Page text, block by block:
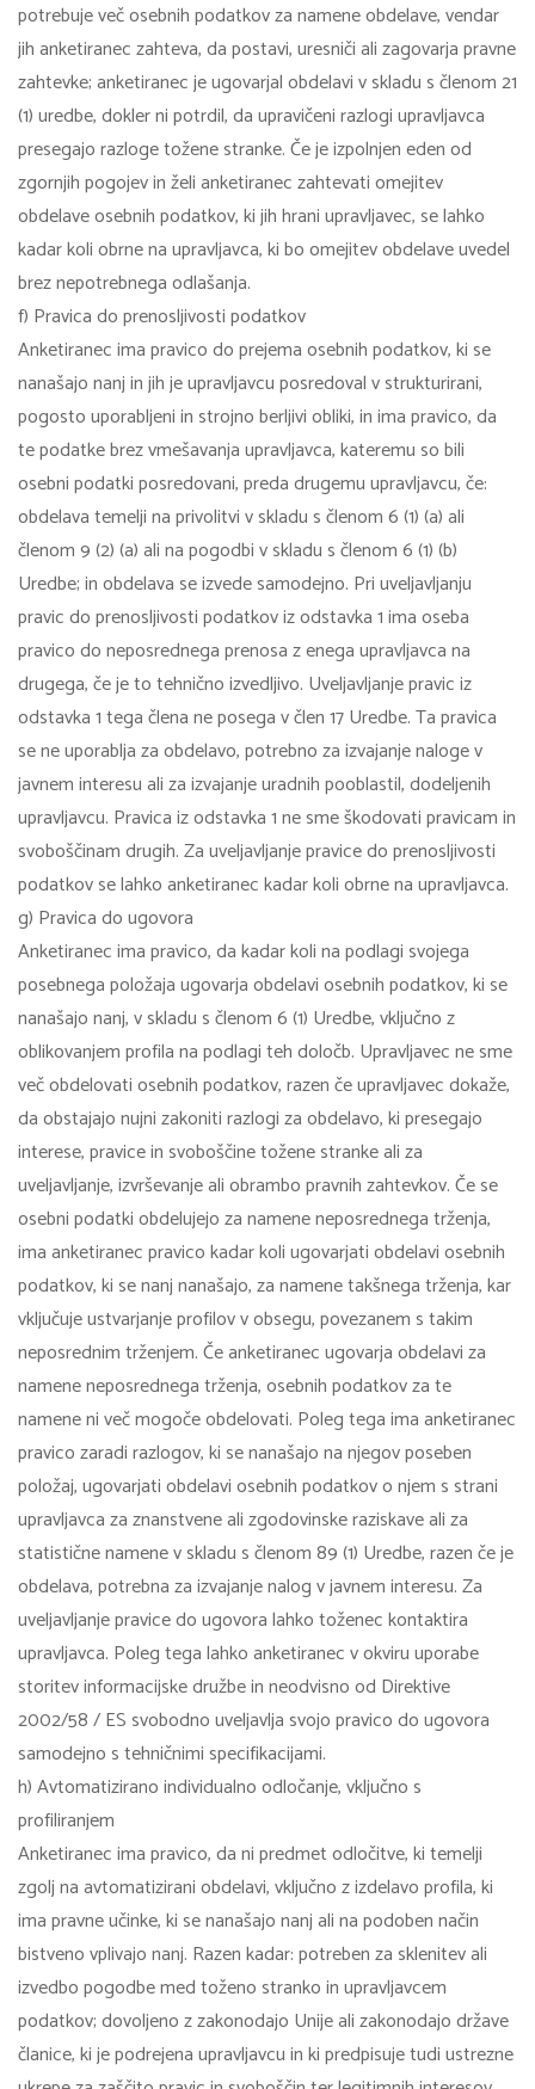
potrebuje več osebnih podatkov za namene obdelave, vendar
jih anketiranec zahteva, da postavi, uresniči ali zagovarja pravne
zahtevke; anketiranec je ugovarjal obdelavi v skladu s členom 21
(1) uredbe, dokler ni potrdil, da upravičeni razlogi upravljavca
presegajo razloge tožene stranke. Če je izpolnjen eden od
zgornjih pogojev in želi anketiranec zahtevati omejitev
obdelave osebnih podatkov, ki jih hrani upravljavec, se lahko
kadar koli obrne na upravljavca, ki bo omejitev obdelave uvedel
brez nepotrebnega odlašanja.
f) Pravica do prenosljivosti podatkov
Anketiranec ima pravico do prejema osebnih podatkov, ki se
nanašajo nanj in jih je upravljavcu posredoval v strukturirani,
pogosto uporabljeni in strojno berljivi obliki, in ima pravico, da
te podatke brez vmešavanja upravljavca, kateremu so bili
osebni podatki posredovani, preda drugemu upravljavcu, če:
obdelava temelji na privolitvi v skladu s členom 6 (1) (a) ali
členom 9 (2) (a) ali na pogodbi v skladu s členom 6 (1) (b)
Uredbe; in obdelava se izvede samodejno. Pri uveljavljanju
pravic do prenosljivosti podatkov iz odstavka 1 ima oseba
pravico do neposrednega prenosa z enega upravljavca na
drugega, če je to tehnično izvedljivo. Uveljavljanje pravic iz
odstavka 1 tega člena ne posega v člen 17 Uredbe. Ta pravica
se ne uporablja za obdelavo, potrebno za izvajanje naloge v
javnem interesu ali za izvajanje uradnih pooblastil, dodeljenih
upravljavcu. Pravica iz odstavka 1 ne sme škodovati pravicam in
svoboščinam drugih. Za uveljavljanje pravice do prenosljivosti
podatkov se lahko anketiranec kadar koli obrne na upravljavca.
g) Pravica do ugovora
Anketiranec ima pravico, da kadar koli na podlagi svojega
posebnega položaja ugovarja obdelavi osebnih podatkov, ki se
nanašajo nanj, v skladu s členom 6 (1) Uredbe, vključno z
oblikovanjem profila na podlagi teh določb. Upravljavec ne sme
več obdelovati osebnih podatkov, razen če upravljavec dokaže,
da obstajajo nujni zakoniti razlogi za obdelavo, ki presegajo
interese, pravice in svoboščine tožene stranke ali za
uveljavljanje, izvrševanje ali obrambo pravnih zahtevkov. Če se
osebni podatki obdelujejo za namene neposrednega trženja,
ima anketiranec pravico kadar koli ugovarjati obdelavi osebnih
podatkov, ki se nanj nanašajo, za namene takšnega trženja, kar
vključuje ustvarjanje profilov v obsegu, povezanem s takim
neposrednim trženjem. Če anketiranec ugovarja obdelavi za
namene neposrednega trženja, osebnih podatkov za te
namene ni več mogoče obdelovati. Poleg tega ima anketiranec
pravico zaradi razlogov, ki se nanašajo na njegov poseben
položaj, ugovarjati obdelavi osebnih podatkov o njem s strani
upravljavca za znanstvene ali zgodovinske raziskave ali za
statistične namene v skladu s členom 89 (1) Uredbe, razen če je
obdelava, potrebna za izvajanje nalog v javnem interesu. Za
uveljavljanje pravice do ugovora lahko toženec kontaktira
upravljavca. Poleg tega lahko anketiranec v okviru uporabe
storitev informacijske družbe in neodvisno od Direktive
2002/58 / ES svobodno uveljavlja svojo pravico do ugovora
samodejno s tehničnimi specifikacijami.
h) Avtomatizirano individualno odločanje, vključno s
profiliranjem
Anketiranec ima pravico, da ni predmet odločitve, ki temelji
zgolj na avtomatizirani obdelavi, vključno z izdelavo profila, ki
ima pravne učinke, ki se nanašajo nanj ali na podoben način
bistveno vplivajo nanj. Razen kadar: potreben za sklenitev ali
izvedbo pogodbe med toženo stranko in upravljavcem
podatkov; dovoljeno z zakonodajo Unije ali zakonodajo države
članice, ki je podrejena upravljavcu in ki predpisuje tudi ustrezne